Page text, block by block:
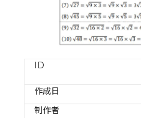
ID
作成日
制作者